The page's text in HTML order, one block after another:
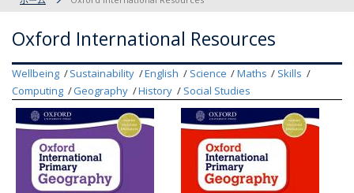
Oxford International Resources
Wellbeing Sustainability English Science Maths
Skills
Computing
Geography History Social Studies